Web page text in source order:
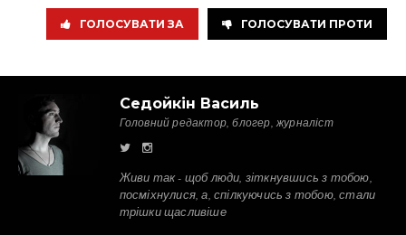
ГОЛОСУВАТИ ЗА ГОЛОСУВАТИ ПРОТИ
Седойкін Василь
Головний редактор, блогер, журналіст
Живи так - щоб люди, зіткнувшись з тобою,
посміхнулися, а, спілкуючись з тобою, стали
трішки щасливіше